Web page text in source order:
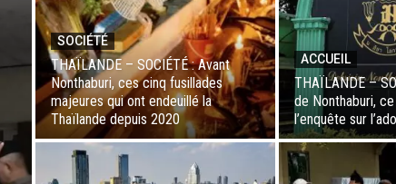
SOCIÉTÉ
THAÏLANDE – SOCIÉTÉ : Avant
Nonthaburi, ces cinq fusillades
majeures qui ont endeuillé la
Thaïlande depuis 2020
ACCUEIL
THAÏLANDE –
de Nonthaburi,
l’enquête sur